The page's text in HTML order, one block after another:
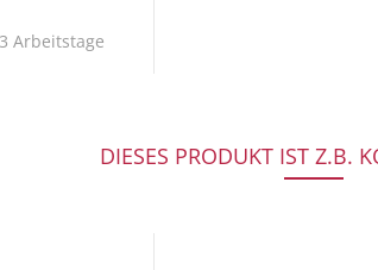
Arbeitstage
DIESES PRODUKT IST Z.B.